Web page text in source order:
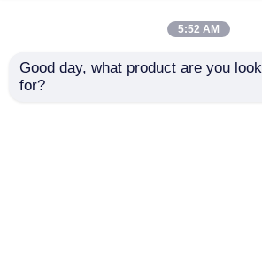
légers, en forme de TU,
commerces
finition
5:52 AM
Good day, what product are you
for?